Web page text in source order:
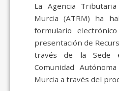
La Agencia
Murcia (ATRM) ha
formulario
presentación de
través de la Sede
Comunidad
Murcia a través del